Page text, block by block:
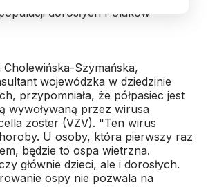
dorosłych Polaków -
Szymańska,
wojewódzka w dziedzinie
przypomniała, że półpasiec jest
wywoływaną przez wirusa
zoster (VZV). "Ten wirus
U osoby, która pierwszy raz
będzie to ospa wietrzna.
głównie dzieci, ale i dorosłych.
ospy nie pozwala na